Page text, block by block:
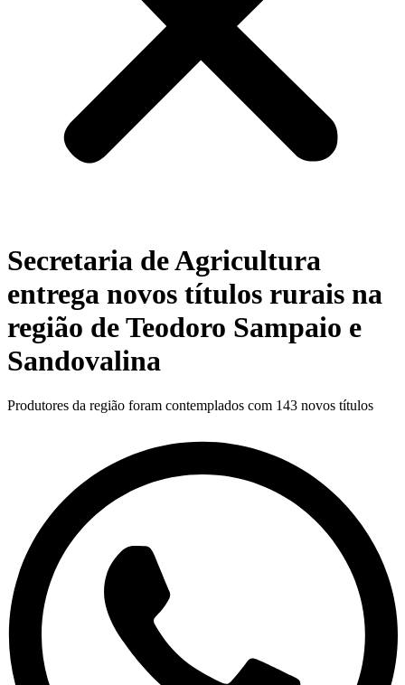
Secretaria de Agricultura
entrega novos títulos rurais na
região de Teodoro Sampaio e
Sandovalina
Produtores da região foram contemplados com 143 novos títulos